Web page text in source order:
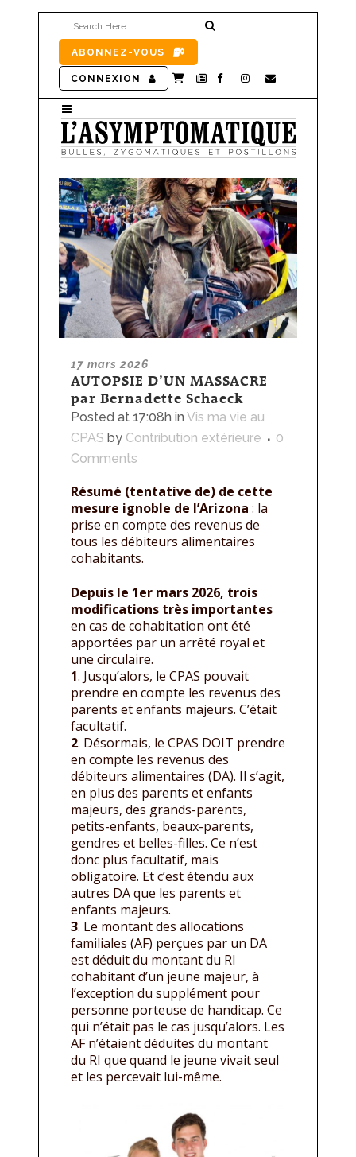
ABONNEZ-VOUS
CONNEXION
17 mars 2026
AUTOPSIE D’UN MASSACRE
par Bernadette Schaeck
Posted at 17:08h in Vis ma vie au
CPAS by Contribution extérieure
0
Comments
Résumé (tentative de) de cette
mesure ignoble de l’Arizona : la
prise en compte des revenus de
tous les débiteurs alimentaires
cohabitants.
Depuis le 1er mars 2026, trois
modifications très importantes
en cas de cohabitation ont été
apportées par un arrêté royal et
une circulaire.
1. Jusqu’alors, le CPAS pouvait
prendre en compte les revenus des
parents et enfants majeurs. C’était
facultatif.
2. Désormais, le CPAS DOIT prendre
en compte les revenus des
débiteurs alimentaires (DA). Il s’agit,
en plus des parents et enfants
majeurs, des grands-parents,
petits-enfants, beaux-parents,
gendres et belles-filles. Ce n’est
donc plus facultatif, mais
obligatoire. Et c’est étendu aux
autres DA que les parents et
enfants majeurs.
3. Le montant des allocations
familiales (AF) perçues par un DA
est déduit du montant du RI
cohabitant d’un jeune majeur, à
l’exception du supplément pour
personne porteuse de handicap. Ce
qui n’était pas le cas jusqu’alors. Les
AF n’étaient déduites du montant
du RI que quand le jeune vivait seul
et les percevait lui-même.